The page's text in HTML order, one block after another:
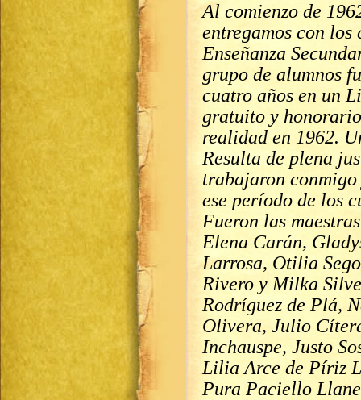
Al comienzo de
entregamos con
Enseñanza
grupo de alumnos
cuatro años en un
gratuito y
realidad en 1962.
Resulta de plena
trabajaron
ese período de los
Fueron las
Elena Carán,
Larrosa, Otilia
Rivero y Milka
Rodríguez de Plá,
Olivera, Julio
Inchauspe, Justo
Lilia Arce de Píriz
Pura Paciello